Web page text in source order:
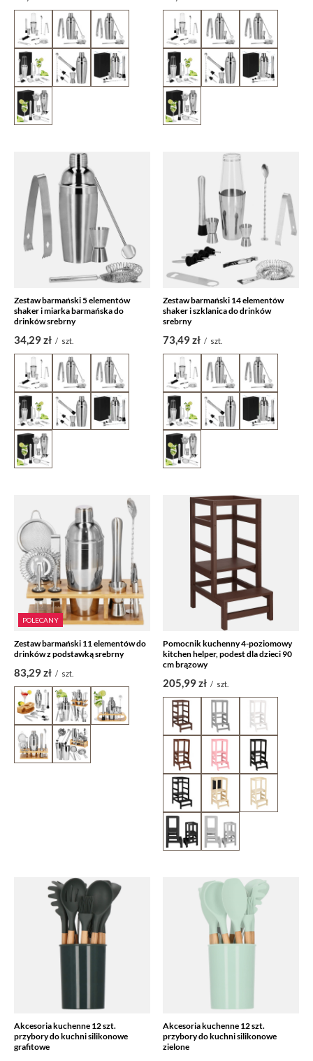
Zestaw barmański 5 elementów
shaker i miarka barmańska do
drinków srebrny
34,29 zł / szt.
Zestaw barmański 14 elementów
shaker i szklanica do drinków
srebrny
73,49 zł / szt.
POLECANY
Zestaw barmański 11 elementów do
drinków z podstawką srebrny
83,29 zł / szt.
Pomocnik kuchenny 4-poziomowy
kitchen helper, podest dla dzieci 90
cm brązowy
205,99 zł / szt.
Akcesoria kuchenne 12 szt.
przybory do kuchni silikonowe
grafitowe
Akcesoria kuchenne 12 szt.
przybory do kuchni silikonowe
zielone